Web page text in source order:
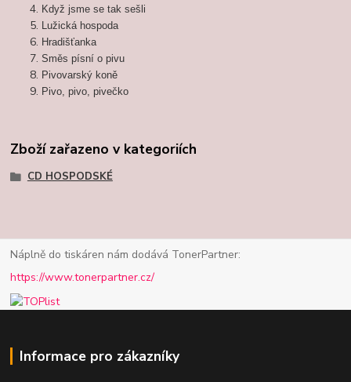
Když jsme se tak sešli
Lužická hospoda
Hradišťanka
Směs písní o pivu
Pivovarský koně
Pivo, pivo, pivečko
Zboží zařazeno v kategoriích
CD HOSPODSKÉ
Náplně do tiskáren nám dodává TonerPartner:
https://www.tonerpartner.cz/
Informace pro zákazníky